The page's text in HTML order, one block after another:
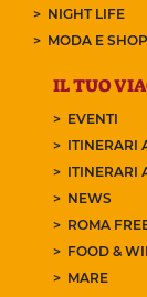
NIGHT LIFE
MODA E
IL TUO
EVENTI
ITINERARI
ITINERARI
NEWS
ROMA
FOOD &
MARE